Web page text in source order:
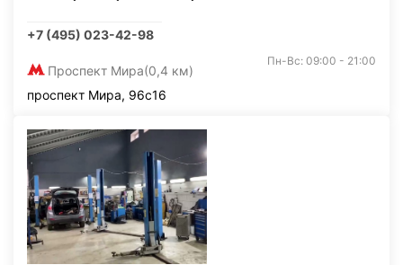
+7 (495) 023-42-98
Проспект Мира(0,4 км)
Пн-Вс: 09:00 - 21:00
проспект Мира, 96с16